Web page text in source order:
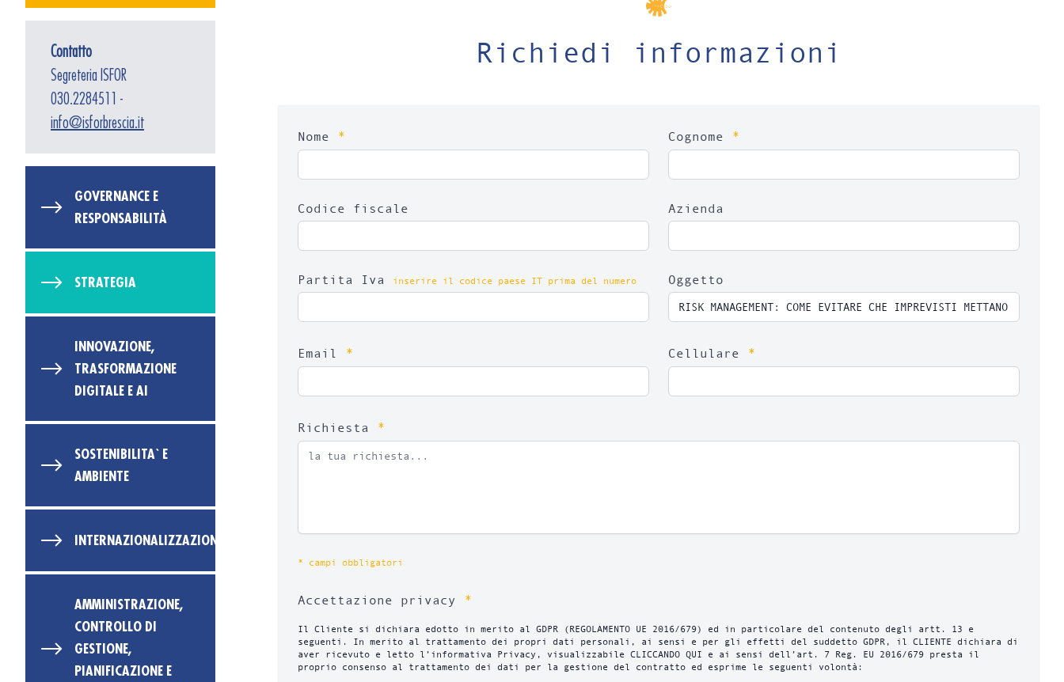
Contatto
Segreteria ISFOR
030.2284511 -
info@isforbrescia.it
GOVERNANCE E
RESPONSABILITÀ
STRATEGIA
INNOVAZIONE,
TRASFORMAZIONE
DIGITALE E AI
SOSTENIBILITA` E
AMBIENTE
INTERNAZIONALIZZAZIONE
AMMINISTRAZIONE,
CONTROLLO DI
GESTIONE,
PIANIFICAZIONE E
Richiedi informazioni
Nome * Cognome *
Codice fiscale Azienda
Partita Iva inserire il codice paese IT prima del numero Oggetto
Email * Cellulare *
Richiesta *
* campi obbligatori
Accettazione privacy *
Il Cliente si dichiara edotto in merito al GDPR (REGOLAMENTO UE 2016/679) ed in particolare del contenuto degli artt. 13 e
seguenti. In merito al trattamento dei propri dati personali, ai sensi e per gli effetti del suddetto GDPR, il CLIENTE dichiara di
aver ricevuto e letto l’informativa Privacy, visualizzabile CLICCANDO QUI e ai sensi dell’art. 7 Reg. EU 2016/679 presta il
proprio consenso al trattamento dei dati per la gestione del contratto ed esprime le seguenti volontà: